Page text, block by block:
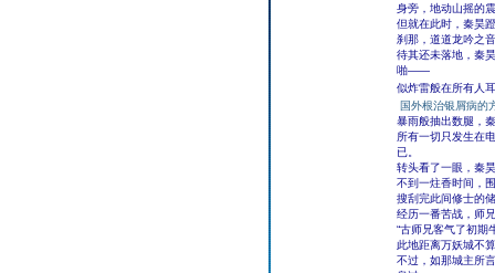
身旁，地动山摇的
但就在此时，秦昊
刹那，道道龙吟之
待其还未落地，秦
啪——
似炸雷般在所有人
国外根治银屑病的
暴雨般抽出数腿，
所有一切只发生在
已。
转头看了一眼，秦
不到一炷香时间，
搜刮完此间修士的
经历一番苦战，师
“古师兄客气了初期
此地距离万妖城不
不过，如那城主所